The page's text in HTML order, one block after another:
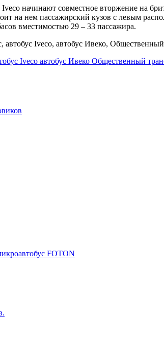
начинают совместное вторжение на
на нем пассажирский кузов с левым
вместимостью 29 – 33 пассажира.
Iveco автобус Ивеко Общественный
FOTON